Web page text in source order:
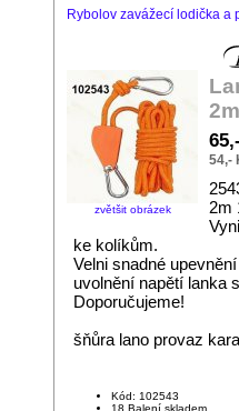
Rybolov zavážecí lodička a
zvětšit obrázek
54,-
2m
ke kolíkům.
Velni snadné
uvolnění napětí lanka
Doporučujeme!
šňůra lano provaz
Kód: 102543
18 Balení skladem